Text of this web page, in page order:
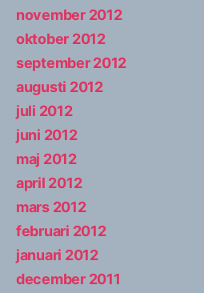
november 2012
oktober 2012
september 2012
augusti 2012
juli 2012
juni 2012
maj 2012
april 2012
mars 2012
februari 2012
januari 2012
december 2011